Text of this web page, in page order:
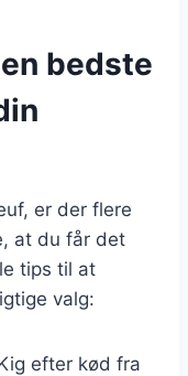
bedste
er der flere
at du får det
tips til at
valg:
efter kød fra